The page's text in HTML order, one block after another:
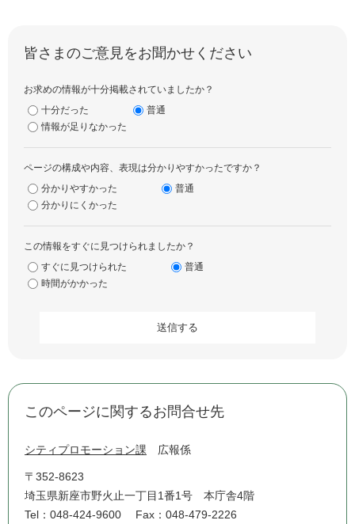
皆さまのご意見をお聞かせください
お求めの情報が十分掲載されていましたか？
十分だった
普通
情報が足りなかった
ページの構成や内容、表現は分かりやすかったですか？
分かりやすかった
普通
分かりにくかった
この情報をすぐに見つけられましたか？
すぐに見つけられた
普通
時間がかかった
このページに関するお問合せ先
シティプロモーション課 広報係
〒352-8623
埼玉県新座市野火止一丁目1番1号 本庁舎4階
Tel：048-424-9600
Fax：048-479-2226